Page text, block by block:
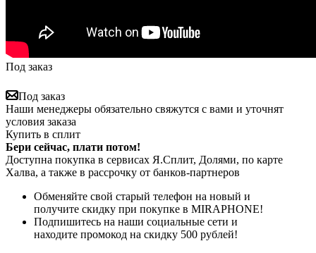
Под заказ
Под заказ
Наши менеджеры обязательно свяжутся с вами и уточнят
условия заказа
Купить в сплит
Бери сейчас, плати потом!
Доступна покупка в сервисах Я.Сплит, Долями, по карте
Халва, а также в рассрочку от банков-партнеров
Обменяйте свой старый телефон на новый и
получите скидку при покупке в MIRAPHONE!
Подпишитесь на наши социальные сети и
находите промокод на скидку 500 рублей!